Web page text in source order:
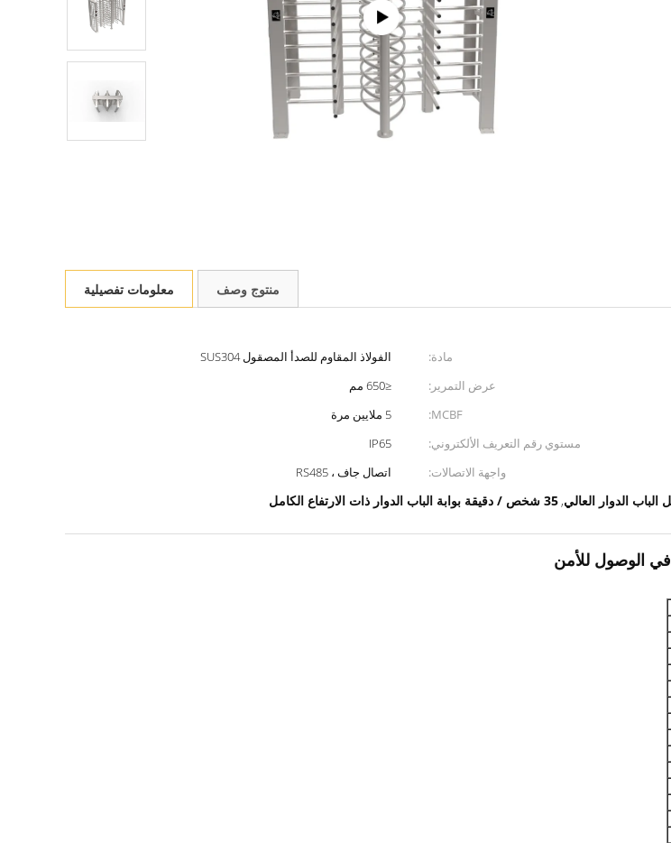
معلومات تفصيلية منتوج وصف
مادة:
الفولاذ المقاوم للصدأ المصقول SUS304
عرض التمرير:
≤650 مم
MCBF:
5 ملايين مرة
مستوي رقم التعريف الألكتروني:
IP65
واجهة الاتصالات:
اتصال جاف ، RS485
, 35 شخص / دقيقة بوابة الباب الدوار ذات الارتفاع الكامل